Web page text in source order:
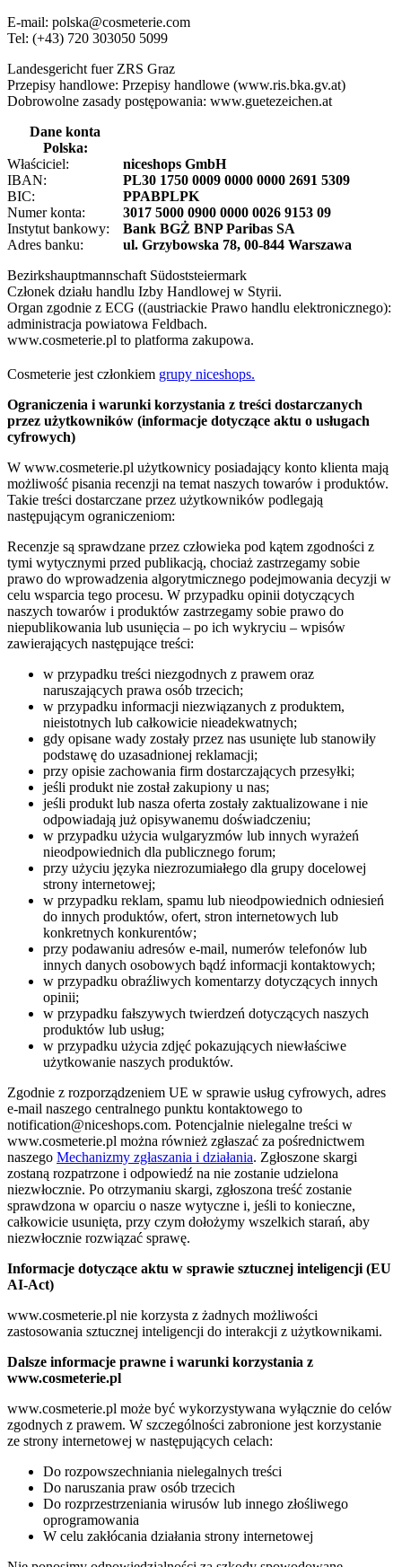
E-mail: polska@cosmeterie.com
Tel: (+43) 720 303050 5099
Landesgericht fuer ZRS Graz
Przepisy handlowe: Przepisy handlowe (www.ris.bka.gv.at)
Dobrowolne zasady postępowania: www.guetezeichen.at
Dane konta
Polska:
Właściciel:
niceshops GmbH
IBAN:
PL30 1750 0009 0000 0000 2691 5309
BIC:
PPABPLPK
Numer konta:
3017 5000 0900 0000 0026 9153 09
Instytut bankowy:
Bank BGŻ BNP Paribas SA
Adres banku:
ul. Grzybowska 78, 00-844 Warszawa
Bezirkshauptmannschaft Südoststeiermark
Członek działu handlu Izby Handlowej w Styrii.
Organ zgodnie z ECG ((austriackie Prawo handlu elektronicznego):
administracja powiatowa Feldbach.
www.cosmeterie.pl to platforma zakupowa.
Cosmeterie jest członkiem grupy niceshops.
Ograniczenia i warunki korzystania z treści dostarczanych
przez użytkowników (informacje dotyczące aktu o usługach
cyfrowych)
W www.cosmeterie.pl użytkownicy posiadający konto klienta mają
możliwość pisania recenzji na temat naszych towarów i produktów.
Takie treści dostarczane przez użytkowników podlegają
następującym ograniczeniom:
Recenzje są sprawdzane przez człowieka pod kątem zgodności z
tymi wytycznymi przed publikacją, chociaż zastrzegamy sobie
prawo do wprowadzenia algorytmicznego podejmowania decyzji w
celu wsparcia tego procesu. W przypadku opinii dotyczących
naszych towarów i produktów zastrzegamy sobie prawo do
niepublikowania lub usunięcia – po ich wykryciu – wpisów
zawierających następujące treści:
w przypadku treści niezgodnych z prawem oraz
naruszających prawa osób trzecich;
w przypadku informacji niezwiązanych z produktem,
nieistotnych lub całkowicie nieadekwatnych;
gdy opisane wady zostały przez nas usunięte lub stanowiły
podstawę do uzasadnionej reklamacji;
przy opisie zachowania firm dostarczających przesyłki;
jeśli produkt nie został zakupiony u nas;
jeśli produkt lub nasza oferta zostały zaktualizowane i nie
odpowiadają już opisywanemu doświadczeniu;
w przypadku użycia wulgaryzmów lub innych wyrażeń
nieodpowiednich dla publicznego forum;
przy użyciu języka niezrozumiałego dla grupy docelowej
strony internetowej;
w przypadku reklam, spamu lub nieodpowiednich odniesień
do innych produktów, ofert, stron internetowych lub
konkretnych konkurentów;
przy podawaniu adresów e-mail, numerów telefonów lub
innych danych osobowych bądź informacji kontaktowych;
w przypadku obraźliwych komentarzy dotyczących innych
opinii;
w przypadku fałszywych twierdzeń dotyczących naszych
produktów lub usług;
w przypadku użycia zdjęć pokazujących niewłaściwe
użytkowanie naszych produktów.
Zgodnie z rozporządzeniem UE w sprawie usług cyfrowych, adres
e-mail naszego centralnego punktu kontaktowego to
notification@niceshops.com. Potencjalnie nielegalne treści w
www.cosmeterie.pl można również zgłaszać za pośrednictwem
naszego Mechanizmy zgłaszania i działania. Zgłoszone skargi
zostaną rozpatrzone i odpowiedź na nie zostanie udzielona
niezwłocznie. Po otrzymaniu skargi, zgłoszona treść zostanie
sprawdzona w oparciu o nasze wytyczne i, jeśli to konieczne,
całkowicie usunięta, przy czym dołożymy wszelkich starań, aby
niezwłocznie rozwiązać sprawę.
Informacje dotyczące aktu w sprawie sztucznej inteligencji (EU
AI-Act)
www.cosmeterie.pl nie korzysta z żadnych możliwości
zastosowania sztucznej inteligencji do interakcji z użytkownikami.
Dalsze informacje prawne i warunki korzystania z
www.cosmeterie.pl
www.cosmeterie.pl może być wykorzystywana wyłącznie do celów
zgodnych z prawem. W szczególności zabronione jest korzystanie
ze strony internetowej w następujących celach:
Do rozpowszechniania nielegalnych treści
Do naruszania praw osób trzecich
Do rozprzestrzeniania wirusów lub innego złośliwego
oprogramowania
W celu zakłócania działania strony internetowej